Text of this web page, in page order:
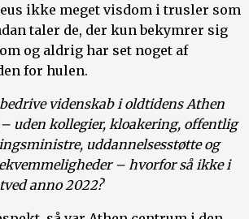
ikke meget visdom i trusler som
taler de, der kun bekymrer sig
og aldrig har set noget af
for hulen.
videnskab i oldtidens Athen
uden kollegier, kloakering, offentlig
uddannelsesstøtte og
– hvorfor så ikke i
anno 2022?